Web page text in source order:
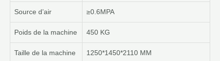
Source d’air ≥0.6MPA
Poids de la machine 450 KG
Taille de la machine 1250*1450*2110 MM